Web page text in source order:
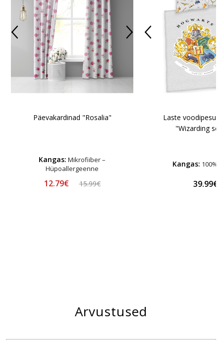
Päevakardinad "Rosalia"
Kangas: Mikrofiiber –
Hüpoallergeenne
12.79€ 15.99€
Laste voodipesu
"Wizarding
Kangas: 100%
39.99€
Arvustused